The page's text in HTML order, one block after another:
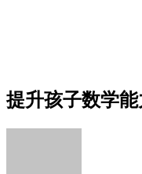
提升孩子数学